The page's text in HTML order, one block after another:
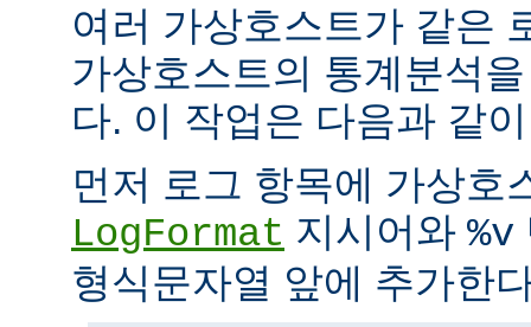
여러 가상호스트가 같은
가상호스트의 통계분석
다. 이 작업은 다음과 같
먼저 로그 항목에 가상호
LogFormat 지시어와 %v
형식문자열 앞에 추가한